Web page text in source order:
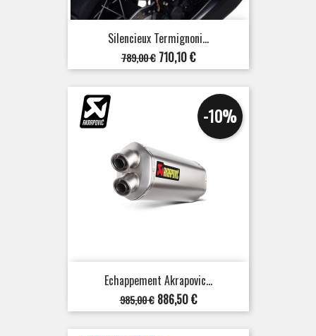
Silencieux Termignoni...
Prix
de
base
789,00 € Prix
710,10 €
Echappement Akrapovic...
Prix
de
base
985,00 €
-10%
Prix
886,50 €